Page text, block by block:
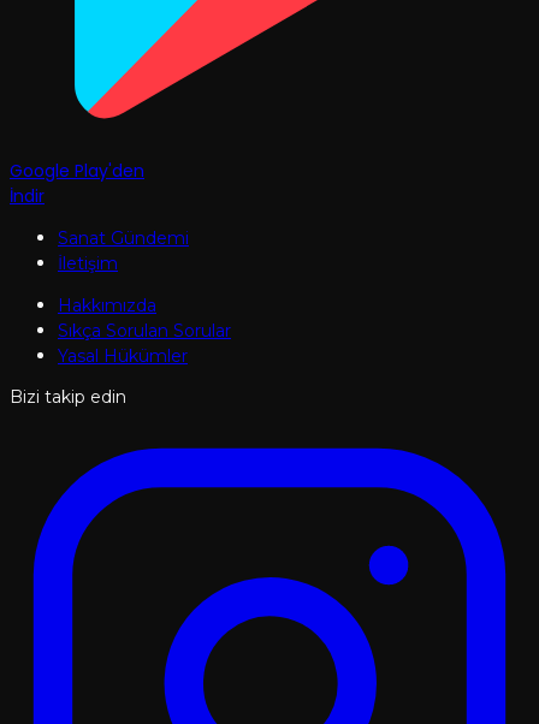
Google Play'den
İndir
Sanat Gündemi
İletişim
Hakkımızda
Sıkça Sorulan Sorular
Yasal Hükümler
Bizi takip edin